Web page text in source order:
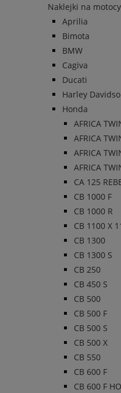
Naklejki na
Aprilia
Bimota
BMW
Cagiva
Ducati
Harley
Honda
AFRICA
AFRICA
AFRICA
AFRICA
CA 125
CB 1000 F
CB 1000 R
CB 1100 X
CB 1300
CB 1300 S
CB 250
CB 450 S
CB 500
CB 500 F
CB 500 S
CB 500 X
CB 550
CB 600 F
CB 600 F